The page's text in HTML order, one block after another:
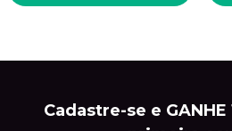
Cadastre-se e GANHE